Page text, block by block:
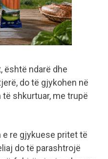
është ndarë dhe
do të gjykohen në
shkurtuar, me trupë
e re gjykuese pritet të
do të parashtrojë